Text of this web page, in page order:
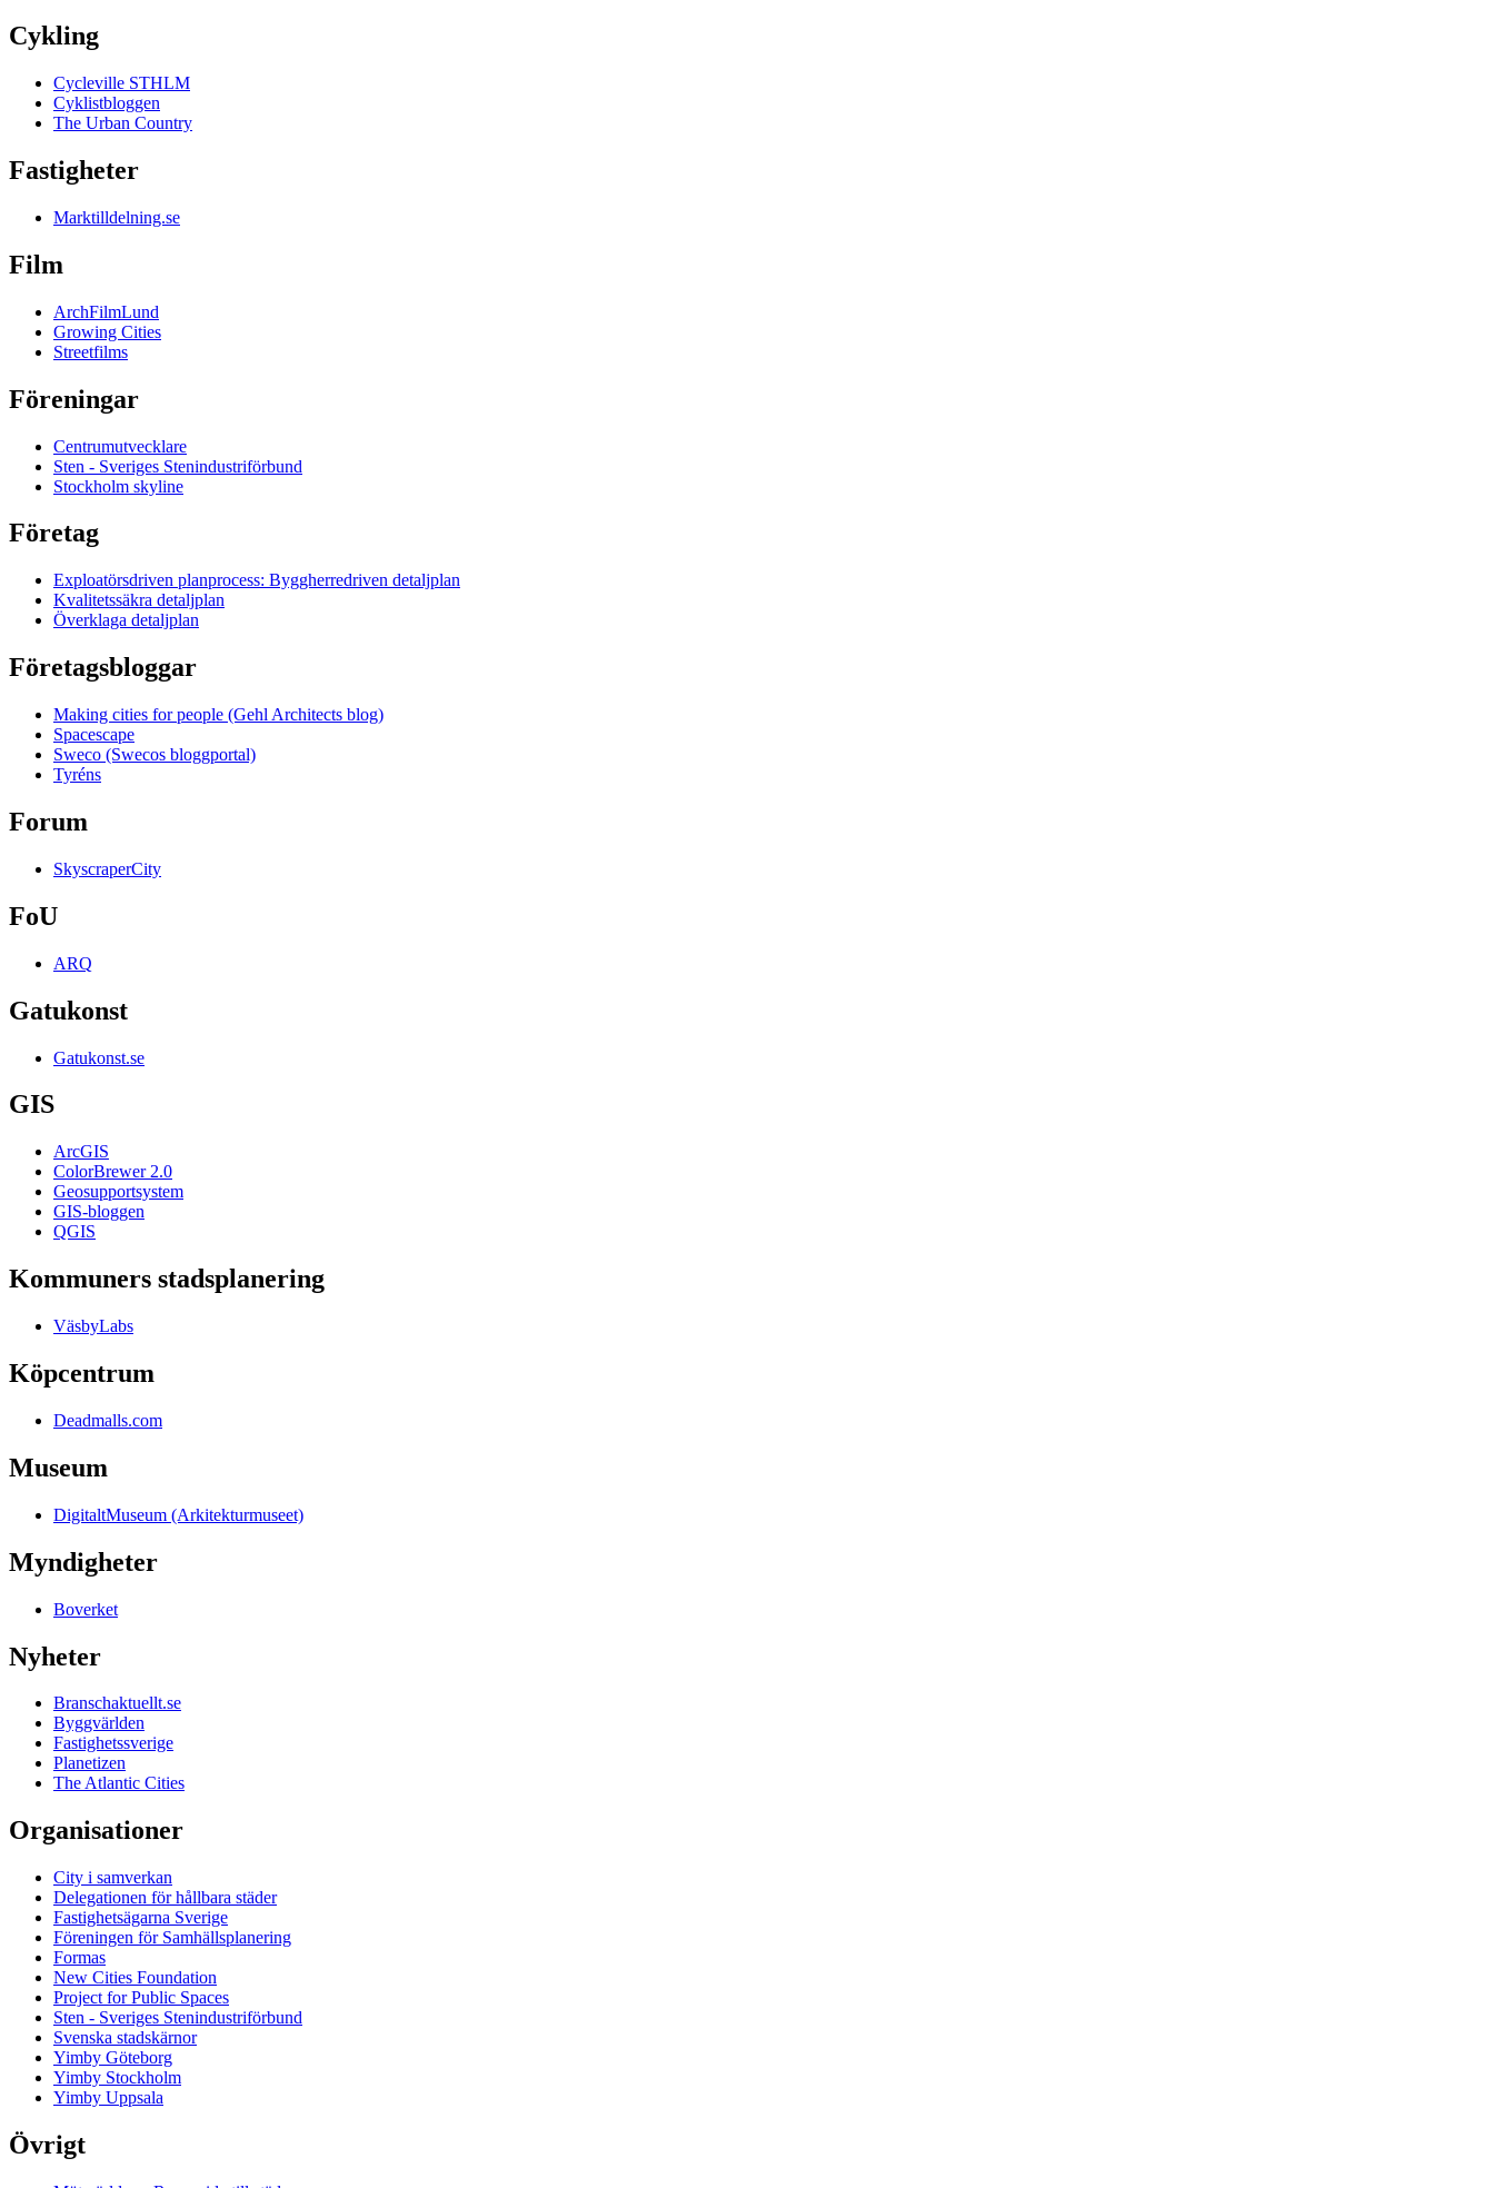
Cykling
Cycleville STHLM
Cyklistbloggen
The Urban Country
Fastigheter
Marktilldelning.se
Film
ArchFilmLund
Growing Cities
Streetfilms
Föreningar
Centrumutvecklare
Sten - Sveriges Stenindustriförbund
Stockholm skyline
Företag
Exploatörsdriven planprocess: Byggherredriven detaljplan
Kvalitetssäkra detaljplan
Överklaga detaljplan
Företagsbloggar
Making cities for people (Gehl Architects blog)
Spacescape
Sweco (Swecos bloggportal)
Tyréns
Forum
SkyscraperCity
FoU
ARQ
Gatukonst
Gatukonst.se
GIS
ArcGIS
ColorBrewer 2.0
Geosupportsystem
GIS-bloggen
QGIS
Kommuners stadsplanering
VäsbyLabs
Köpcentrum
Deadmalls.com
Museum
DigitaltMuseum (Arkitekturmuseet)
Myndigheter
Boverket
Nyheter
Branschaktuellt.se
Byggvärlden
Fastighetssverige
Planetizen
The Atlantic Cities
Organisationer
City i samverkan
Delegationen för hållbara städer
Fastighetsägarna Sverige
Föreningen för Samhällsplanering
Formas
New Cities Foundation
Project for Public Spaces
Sten - Sveriges Stenindustriförbund
Svenska stadskärnor
Yimby Göteborg
Yimby Stockholm
Yimby Uppsala
Övrigt